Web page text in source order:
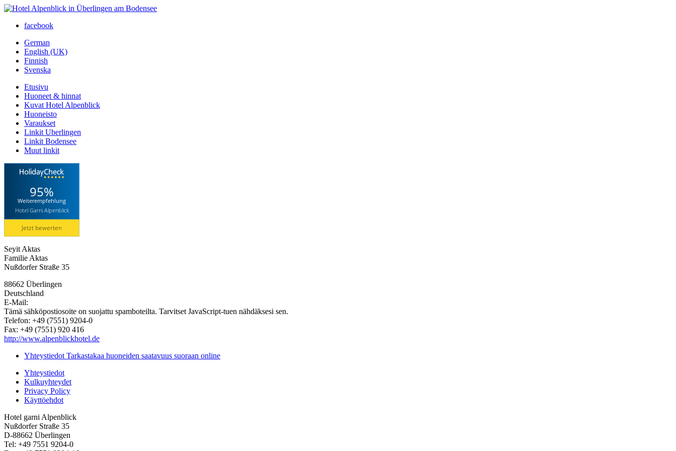
facebook
German
English (UK)
Finnish
Svenska
Etusivu
Huoneet & hinnat
Kuvat Hotel Alpenblick
Huoneisto
Varaukset
Linkit Uberlingen
Linkit Bodensee
Muut linkit
95%
Weiterempfehlung
Hotel Garni Alpenblick
Jetzt bewerten
Seyit Aktas
Familie Aktas
Nußdorfer Straße 35
88662 Überlingen
Deutschland
E-Mail:
Tämä sähköpostiosoite on suojattu spamboteilta. Tarvitset JavaScript-tuen nähdäksesi sen.
Telefon: +49 (7551) 9204-0
Fax: +49 (7551) 920 416
http://www.alpenblickhotel.de
Yhteystiedot Tarkastakaa huoneiden saatavuus suoraan online
Yhteystiedot
Kulkuyhteydet
Privacy Policy
Käyttöehdot
Hotel garni Alpenblick
Nußdorfer Straße 35
D-88662 Überlingen
Tel: +49 7551 9204-0